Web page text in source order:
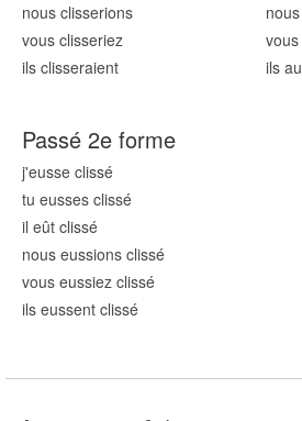
nous clisserions
vous clisseriez
ils clisseraient
ils
Passé 2e forme
j'eusse clissé
tu eusses clissé
il eût clissé
nous eussions clissé
vous eussiez clissé
ils eussent clissé